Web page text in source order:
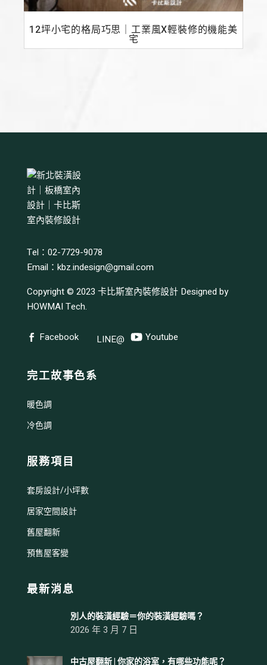
12坪小宅的格局巧思｜工業風X輕裝修的機能美
宅
Tel：02-7729-9078
Email：kbz.indesign@gmail.com
Copyright © 2023卡比斯室內裝修設計 Designed by
HOWMAI Tech.
Facebook LINE@ Youtube
完工故事色系
暖色調
冷色調
服務項目
套房設計/小坪數
居家空間設計
舊屋翻新
預售屋客變
最新消息
別人的裝潢經驗＝你的裝潢經驗嗎？
2026 年 3 月 7 日
中古屋翻新 | 你家的浴室，有哪些功能呢？